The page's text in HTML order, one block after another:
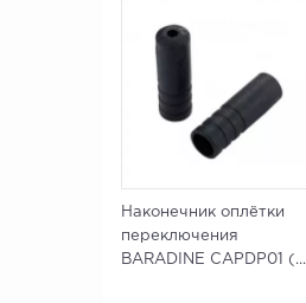
Наконечник оплётки
переключения
BARADINE CAPDP01 (...